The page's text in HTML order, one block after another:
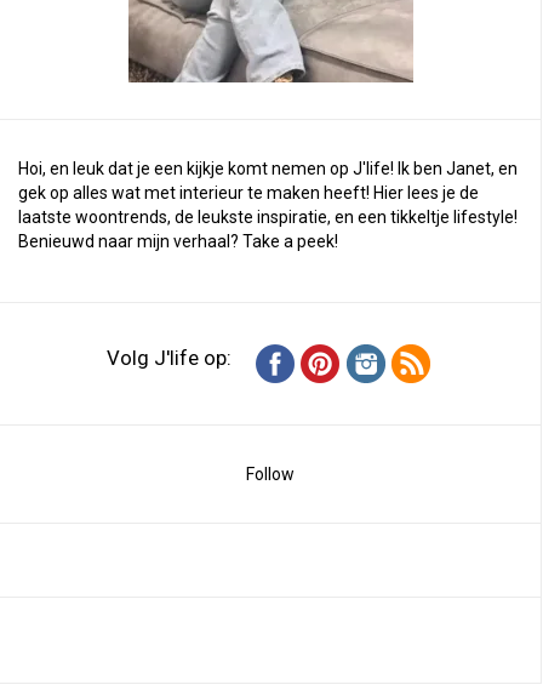
Hoi, en leuk dat je een kijkje komt nemen op J'life! Ik ben Janet, en
gek op alles wat met interieur te maken heeft! Hier lees je de
laatste woontrends, de leukste inspiratie, en een tikkeltje lifestyle!
Benieuwd naar mijn verhaal? Take a peek!
Volg J'life op:
Follow